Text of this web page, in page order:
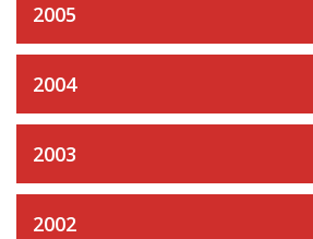
2005
2004
2003
2002